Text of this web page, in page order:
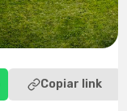
Copiar link